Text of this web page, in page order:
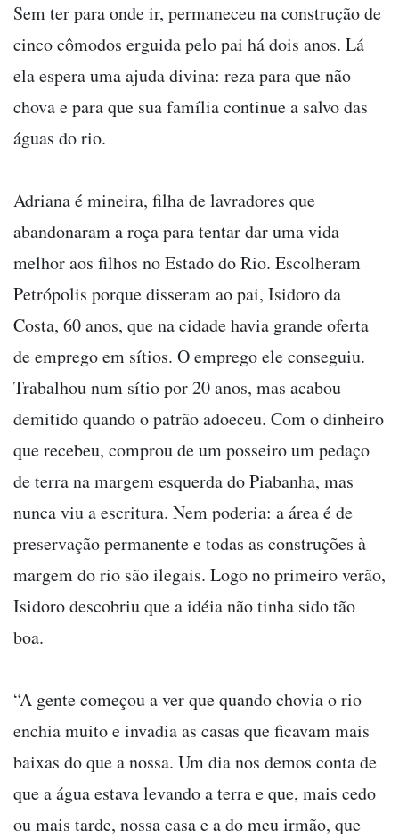
Sem ter para onde ir, permaneceu na construção de
cinco cômodos erguida pelo pai há dois anos. Lá
ela espera uma ajuda divina: reza para que não
chova e para que sua família continue a salvo das
águas do rio.
Adriana é mineira, filha de lavradores que
abandonaram a roça para tentar dar uma vida
melhor aos filhos no Estado do Rio. Escolheram
Petrópolis porque disseram ao pai, Isidoro da
Costa, 60 anos, que na cidade havia grande oferta
de emprego em sítios. O emprego ele conseguiu.
Trabalhou num sítio por 20 anos, mas acabou
demitido quando o patrão adoeceu. Com o dinheiro
que recebeu, comprou de um posseiro um pedaço
de terra na margem esquerda do Piabanha, mas
nunca viu a escritura. Nem poderia: a área é de
preservação permanente e todas as construções à
margem do rio são ilegais. Logo no primeiro verão,
Isidoro descobriu que a idéia não tinha sido tão
boa.
“A gente começou a ver que quando chovia o rio
enchia muito e invadia as casas que ficavam mais
baixas do que a nossa. Um dia nos demos conta de
que a água estava levando a terra e que, mais cedo
ou mais tarde, nossa casa e a do meu irmão, que